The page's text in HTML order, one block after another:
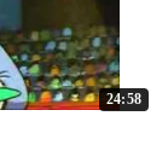
24:58